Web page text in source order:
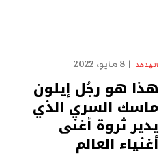
الهدهد 8 مايو، 2022
هذا هو رجُل إيلون
ماسك السري الذي
يدير ثروة أغنى
أغنياء العالم